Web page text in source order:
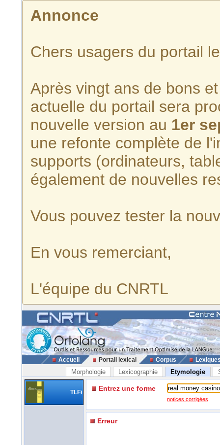
Annonce
Chers usagers du portail
Après vingt ans de bons
actuelle du portail sera
nouvelle version au 1er
une refonte complète de
supports (ordinateurs,
également de nouvelles
Vous pouvez tester la
En vous remerciant,
L'équipe du CNRTL
Accueil Portail lexical Corpus
Morphologie Lexicographie Etymologie
TLFi Entrez une forme
notices corrigées
Erreur